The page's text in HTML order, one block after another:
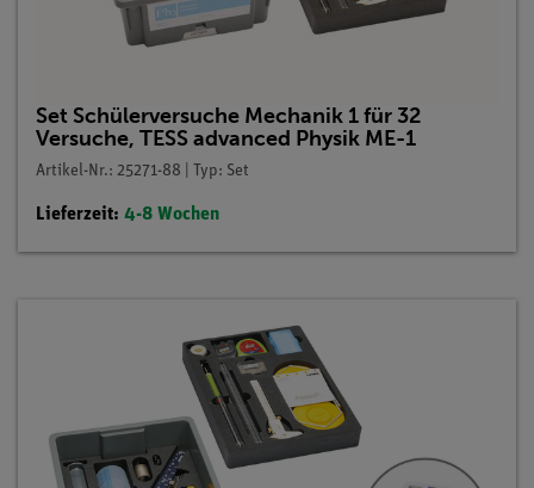
Set Schülerversuche Mechanik 1 für 32
Versuche, TESS advanced Physik ME-1
Artikel-Nr.: 25271-88 | Typ: Set
Lieferzeit: 4-8 Wochen